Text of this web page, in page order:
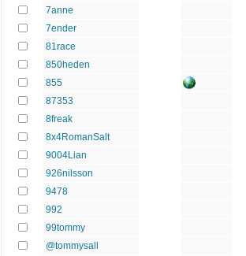
7anne
7ender
81race
850heden
855
87353
8freak
8x4RomanSalt
9004Lian
926nilsson
9478
992
99tommy
@tommysall